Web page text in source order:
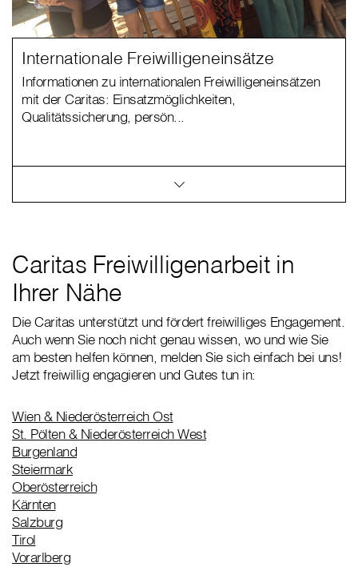
Internationale Freiwilligeneinsätze
Informationen zu internationalen Freiwilligeneinsätzen
mit der Caritas: Einsatzmöglichkeiten,
Qualitätssicherung, persön...
Caritas Freiwilligenarbeit in
Ihrer Nähe
Die Caritas unterstützt und fördert freiwilliges Engagement.
Auch wenn Sie noch nicht genau wissen, wo und wie Sie
am besten helfen können, melden Sie sich einfach bei uns!
Jetzt freiwillig engagieren und Gutes tun in:
Wien & Niederösterreich Ost
St. Pölten & Niederösterreich West
Burgenland
Steiermark
Oberösterreich
Kärnten
Salzburg
Tirol
Vorarlberg